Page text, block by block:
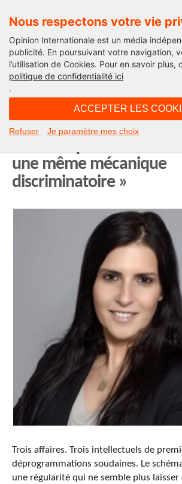
Nous respectons votre vie
Opinion Internationale est un média
publicité. En poursuivant votre navigation,
l’utilisation de Cookies. Pour en savoir plus,
politique de confidentialité ici
.
ACCEPTER LES
Refuser Je paramètre mes choix
Edito
Déborah Journo : « Le
une même mécanique
discriminatoire »
Trois affaires. Trois intellectuels de
déprogrammations soudaines. Le
une régularité qui ne semble plus laisser